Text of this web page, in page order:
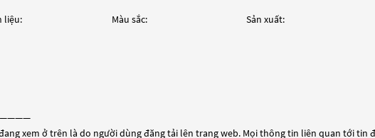
liệu: Màu sắc: Sản xuất:
xem ở trên là do người dùng đăng tải lên trang web. Mọi thông tin liên quan tới tin